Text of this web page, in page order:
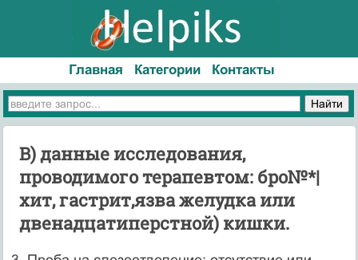
Главная Категории Контакты
В) данные исследования,
проводимого терапевтом: бро№*|
хит, гастрит,язва желудка или
двенадцатиперстной) кишки.